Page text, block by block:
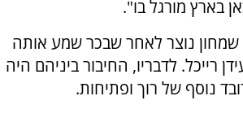
בארץ מורגל בו".
שמחון נוצר לאחר שבכר שמע אותה
רייכל. לדבריו, החיבור ביניהם היה
נוסף של רוך ופתיחות.